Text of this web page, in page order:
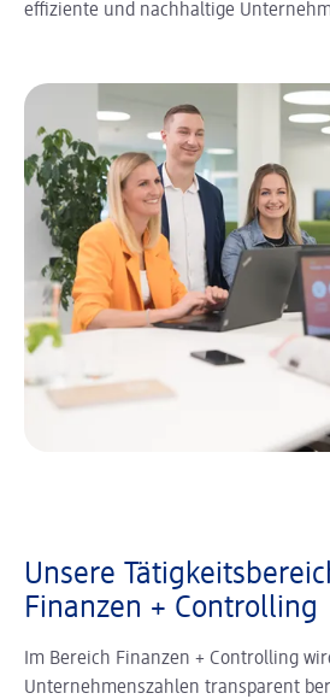
effiziente und nachhaltige
Unsere
Finanzen + Controlling
Im Bereich Finanzen + Controlling
Unternehmenszahlen transparent